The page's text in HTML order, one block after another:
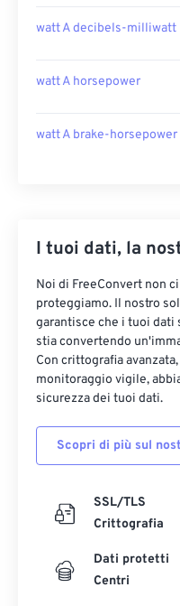
watt A decibels-milliwatt
watt A horsepower
watt A brake-horsepower
I tuoi dati, la
Noi di FreeConvert non
proteggiamo. Il nostro
garantisce che i tuoi dati
stia convertendo
Con crittografia
monitoraggio vigile,
sicurezza dei tuoi dati.
Scopri di più sul
SSL/TLS
Crittografia
Dati protetti
Centri